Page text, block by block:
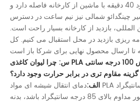
منتقل می شود) حدود 40 دقیقه با ماشین از کارخانه فاصله دارد و
چینگدائو شمالی نیز نیم ساعت در دسترس
بازدید از کارخانه بسیار راحت است.
ریزی بازدید در محل استقبال می کنیم. کل
س: چرا لیوان کاغذی PLA شما نمی تواند آب جوش 100 درجه سانتی
گزینه مقاوم تری در برابر حرارت وجود دارد؟
الف:دمای انتقال شیشه ای مواد PLA تقریباً 55-60 درجه سانتیگراد
است. هنگامی که به طور مداوم بالای 85 درجه سانتیگراد باشد، بدنه